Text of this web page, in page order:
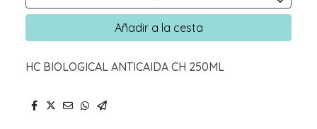
Añadir a la cesta
HC BIOLOGICAL ANTICAIDA CH 250ML